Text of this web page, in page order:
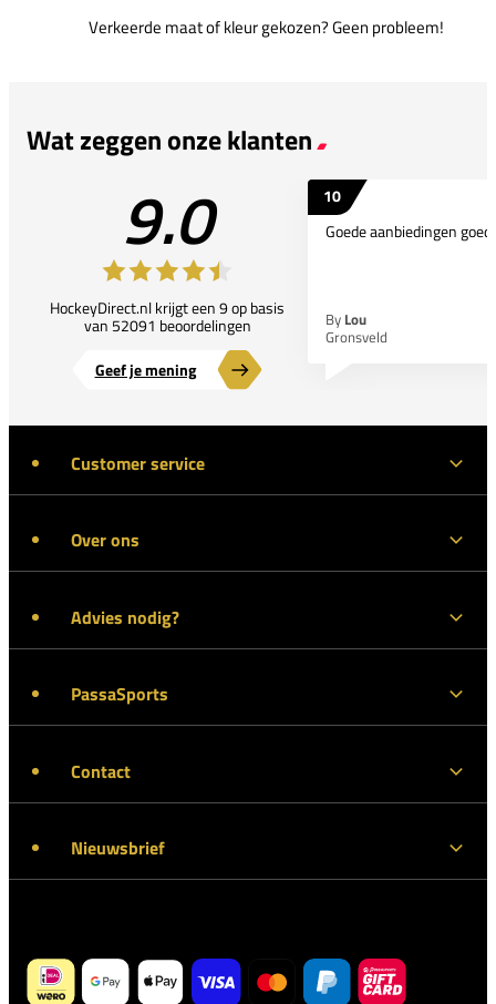
Verkeerde maat of kleur gekozen? Geen probleem!
Wat zeggen onze klanten
9.0
HockeyDirect.nl krijgt een 9 op basis
van 52091 beoordelingen
Geef je mening
10
Goede aanbiedingen
By Lou
Gronsveld
Customer service
Over ons
Advies nodig?
PassaSports
Contact
Nieuwsbrief